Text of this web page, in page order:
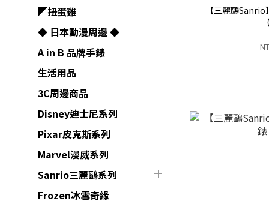
◤扭蛋雞
◆ 日本動漫周邊 ◆
A in B 品牌手錶
生活用品
3C周邊商品
Disney迪士尼系列
Pixar皮克斯系列
Marvel漫威系列
Sanrio三麗鷗系列
Frozen冰雪奇緣
【三麗鷗